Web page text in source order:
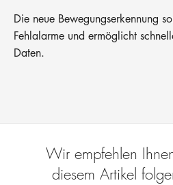
Die neue Bewegungserkennung
Fehlalarme und ermöglicht
Daten.
Wir empfehlen
diesem Artikel